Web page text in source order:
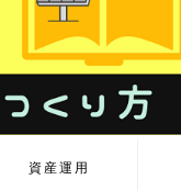
資産運用